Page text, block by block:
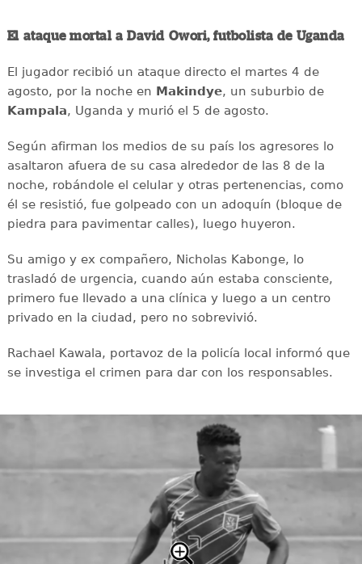
El ataque mortal a David Owori, futbolista de Uganda
El jugador recibió un ataque directo el martes 4 de
agosto, por la noche en Makindye, un suburbio de
Kampala, Uganda y murió el 5 de agosto.
Según afirman los medios de su país los agresores lo
asaltaron afuera de su casa alrededor de las 8 de la
noche, robándole el celular y otras pertenencias, como
él se resistió, fue golpeado con un adoquín (bloque de
piedra para pavimentar calles), luego huyeron.
Su amigo y ex compañero, Nicholas Kabonge, lo
trasladó de urgencia, cuando aún estaba consciente,
primero fue llevado a una clínica y luego a un centro
privado en la ciudad, pero no sobrevivió.
Rachael Kawala, portavoz de la policía local informó que
se investiga el crimen para dar con los responsables.